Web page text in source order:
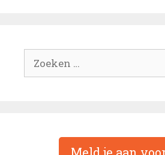
naar:
Meld je aan